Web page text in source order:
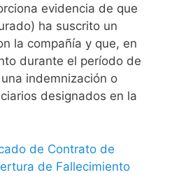
evidencia de que
ha suscrito un
la compañía y que, en
durante el período de
indemnización o
designados en la
de Contrato de
de Fallecimiento